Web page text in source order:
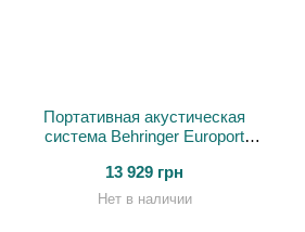
Портативная акустическая
система Behringer Europort
13 929 грн
Нет в наличии